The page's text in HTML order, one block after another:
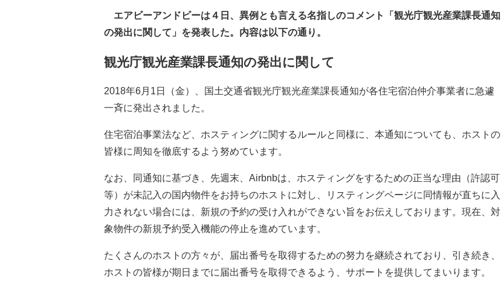
エアビーアンドビーは４日、異例とも言える名指しのコメント「観光庁観光産業課長通知
の発出に関して」を発表した。内容は以下の通り。
観光庁観光産業課長通知の発出に関して
2018年6月1日（金）、国土交通省観光庁観光産業課長通知が各住宅宿泊仲介事業者に急遽
一斉に発出されました。
住宅宿泊事業法など、ホスティングに関するルールと同様に、本通知についても、ホストの
皆様に周知を徹底するよう努めています。
なお、同通知に基づき、先週末、Airbnbは、ホスティングをするための正当な理由（許認可
等）が未記入の国内物件をお持ちのホストに対し、リスティングページに同情報が直ちに入
力されない場合には、新規の予約の受け入れができない旨をお伝えしております。現在、対
象物件の新規予約受入機能の停止を進めています。
たくさんのホストの方々が、届出番号を取得するための努力を継続されており、引き続き、
ホストの皆様が期日までに届出番号を取得できるよう、サポートを提供してまいります。